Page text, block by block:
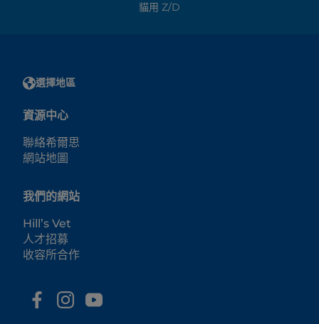
貓用 Z/d
選擇地區
資源中心
聯絡希爾思
網站地圖
我們的網站
Hill’s Vet
人才招募
收容所合作